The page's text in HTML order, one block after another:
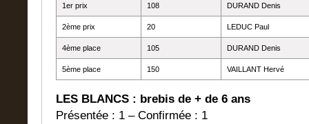
1er prix 108 DURAND Denis
2ème prix 20 LEDUC Paul
4ème place 105 DURAND Denis
5ème place 150 VAILLANT Hervé
LES BLANCS : brebis de + de 6 ans
Présentée : 1 – Confirmée : 1